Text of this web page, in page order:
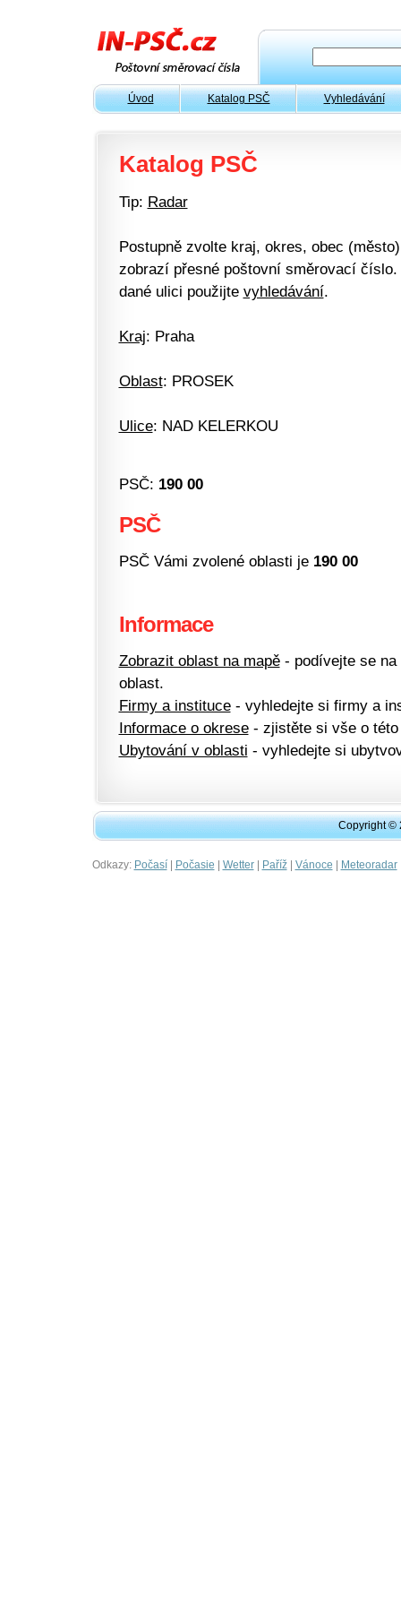
Úvod Katalog PSČ Vyhledávání
Katalog PSČ
Tip: Radar
Postupně zvolte kraj, okres, obec
zobrazí přesné poštovní směrovací
dané ulici použijte vyhledávání.
Kraj: Praha
Oblast: PROSEK
Ulice: NAD KELERKOU
PSČ: 190 00
PSČ
PSČ Vámi zvolené oblasti je 190 00
Informace
Zobrazit oblast na mapě- podívejte se na
oblast.
Firmy a instituce- vyhledejte si firmy a
Informace o okrese- zjistěte si vše o této
Ubytování v oblasti - vyhledejte si
Copyright ©
Odkazy: Počasí| Počasie | Wetter| Paříž| Vánoce | Meteoradar